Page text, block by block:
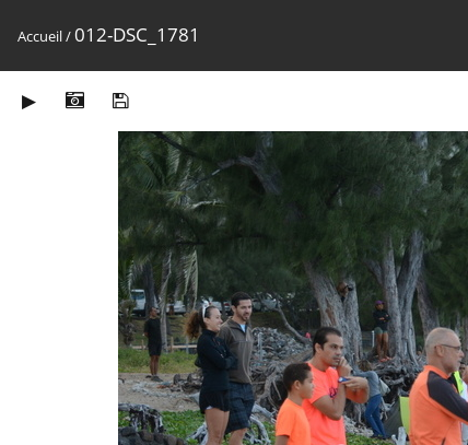
Accueil/012-DSC_1781